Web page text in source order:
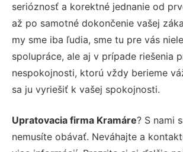
serióznosť a korektné jednanie od
až po samotné dokončenie vašej
my sme iba ľudia, sme tu pre vás
spolupráce, ale aj v prípade riešenia
nespokojnosti, ktorú vždy berieme
sa ju vyriešiť k vašej spokojnosti.
Upratovacia firma Kramáre? S nami
nemusíte obávať. Neváhajte a